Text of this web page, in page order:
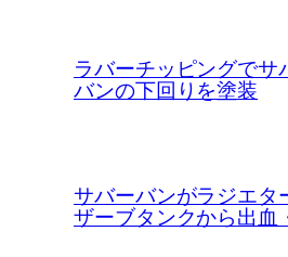
ラバーチッピングでサ
バンの下回りを塗装
サバーバンがラジエタ
ザーブタンクから出血